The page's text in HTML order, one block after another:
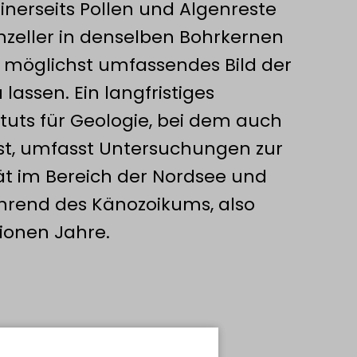
Pollen und Algenreste
in denselben Bohrkernen
umfassendes Bild der
Ein langfristiges
für Geologie, bei dem auch
umfasst Untersuchungen zur
im Bereich der Nordsee und
des Känozoikums, also
Jahre.